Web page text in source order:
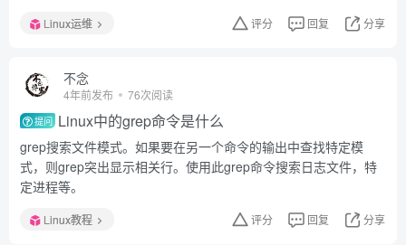
Linux运维 评分 回复 分享
不念
4年前发布 76次阅读
提问 Linux中的grep命令是什么
grep搜索文件模式。如果要在另一个命令的输出中查找特定模
式，则grep突出显示相关行。使用此grep命令搜索日志文件，特
定进程等。
Linux教程 评分 回复 分享